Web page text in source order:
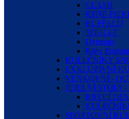
CLASH
RENÉ
BUFFALO
TOULET
Dynamic
Riley
KULEČNÍKY
EXKLUZIVNÍ
VENKOVNÍ -
JÍDELNÍ STOLY
KRYCÍ
SPORTOVNÍ